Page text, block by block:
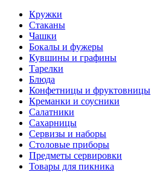
Кружки
Стаканы
Чашки
Бокалы и фужеры
Кувшины и графины
Тарелки
Блюда
Конфетницы и фруктовницы
Креманки и соусники
Салатники
Сахарницы
Сервизы и наборы
Столовые приборы
Предметы сервировки
Товары для пикника